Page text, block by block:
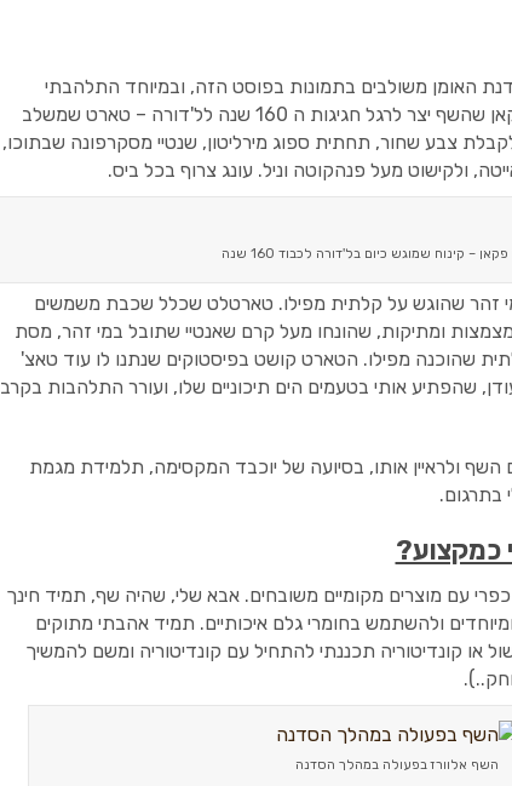
האומן משולבים בתמונות בפוסט הזה, ובמיוחד התלהבתי
משניים מהם: האחד הוא טארט וניל פקאן שהשף יצר לרגל חגיגות ה 160 שנה לל'דורה – טארט שמשלב
צבע שחור, תחתית ספוג מירליטון, שנטיי מסקרפונה שבתוכו,
ולקישוט מעל פנהקוטה וניל. עונג צרוף בכל ביס.
– קינוח שמוגש כיום בל'דורה לכבוד 160 שנה
זהר שהוגש על קלתית מפילו. טארטלט שכלל שכבת משמשים
ומתיקות, שהונחו מעל קרם שאנטיי שתובל במי זהר, מסת
שהוכנה מפילו. הטארט קושט בפיסטוקים שנתנו לו עוד טאצ'
שהפתיע אותי בטעמים הים תיכוניים שלו, ועורר התלהבות בקרב
ולראיין אותו, בסיועה של יוכבד המקסימה, תלמידת מגמת
בתרגום.
כמקצוע?
עם מוצרים מקומיים משובחים. אבא שלי, שהיה שף, תמיד חינך
ולהשתמש בחומרי גלם איכותיים. תמיד אהבתי מתוקים
או קונדיטוריה תכננתי להתחיל עם קונדיטוריה ומשם להמשיך
השף אלוורז בפעולה במהלך הסדנה